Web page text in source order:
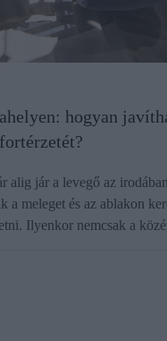
hogyan
alig jár a levegő az
a meleget és az ablakon
Ilyenkor nemcsak a